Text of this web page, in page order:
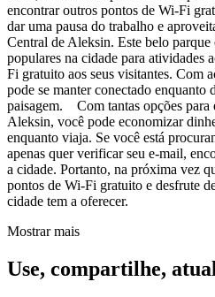
encontrar outros pontos de Wi-Fi
dar uma pausa do trabalho e
Central de Aleksin. Este belo parque
populares na cidade para atividades
Fi gratuito aos seus visitantes. Com
pode se manter conectado enquanto
paisagem. Com tantas opções para
Aleksin, você pode economizar
enquanto viaja. Se você está
apenas quer verificar seu e-mail,
a cidade. Portanto, na próxima vez
pontos de Wi-Fi gratuito e desfrute
cidade tem a oferecer.
Mostrar mais
Use, compartilhe,